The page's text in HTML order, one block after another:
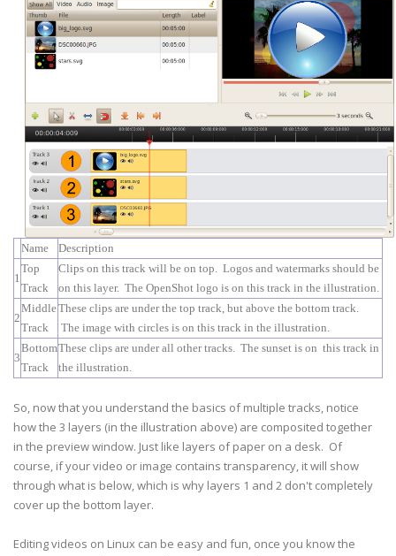
Name Description
1
Top
Track
Clips on this track will be on top. Logos and watermarks should be
on this layer. The OpenShot logo is on this track in the illustration.
2
Middle
Track
These clips are under the top track, but above the bottom track.
The image with circles is on this track in the illustration.
3
Bottom
Track
These clips are under all other tracks. The sunset is on this track in
the illustration.
So, now that you understand the basics of multiple tracks, notice
how the 3 layers (in the illustration above) are composited together
in the preview window. Just like layers of paper on a desk. Of
course, if your video or image contains transparency, it will show
through what is below, which is why layers 1 and 2 don't completely
cover up the bottom layer.
Editing videos on Linux can be easy and fun, once you know the